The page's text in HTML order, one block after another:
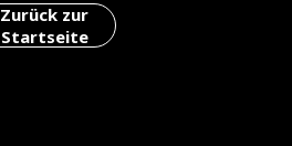
Zurück zur
Startseite